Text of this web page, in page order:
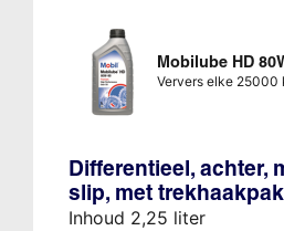
Mobilube HD
Ververs elke 25000
Differentieel, achter,
slip, met
Inhoud 2,25 liter